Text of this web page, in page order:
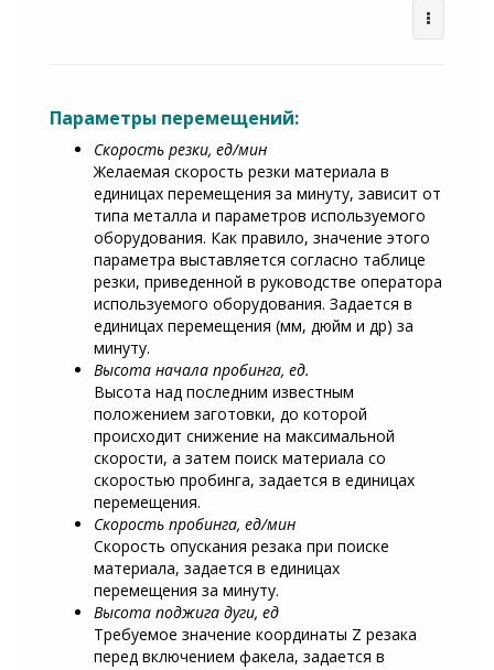
Параметры перемещений:
Скорость резки, ед/мин
Желаемая скорость резки материала в
единицах перемещения за минуту, зависит от
типа металла и параметров используемого
оборудования. Как правило, значение этого
параметра выставляется согласно таблице
резки, приведенной в руководстве оператора
используемого оборудования. Задается в
единицах перемещения (мм, дюйм и др) за
минуту.
Высота начала пробинга, ед.
Высота над последним известным
положением заготовки, до которой
происходит снижение на максимальной
скорости, а затем поиск материала со
скоростью пробинга, задается в единицах
перемещения.
Скорость пробинга, ед/мин
Скорость опускания резака при поиске
материала, задается в единицах
перемещения за минуту.
Высота поджига дуги, ед
Требуемое значение координаты Z резака
перед включением факела, задается в